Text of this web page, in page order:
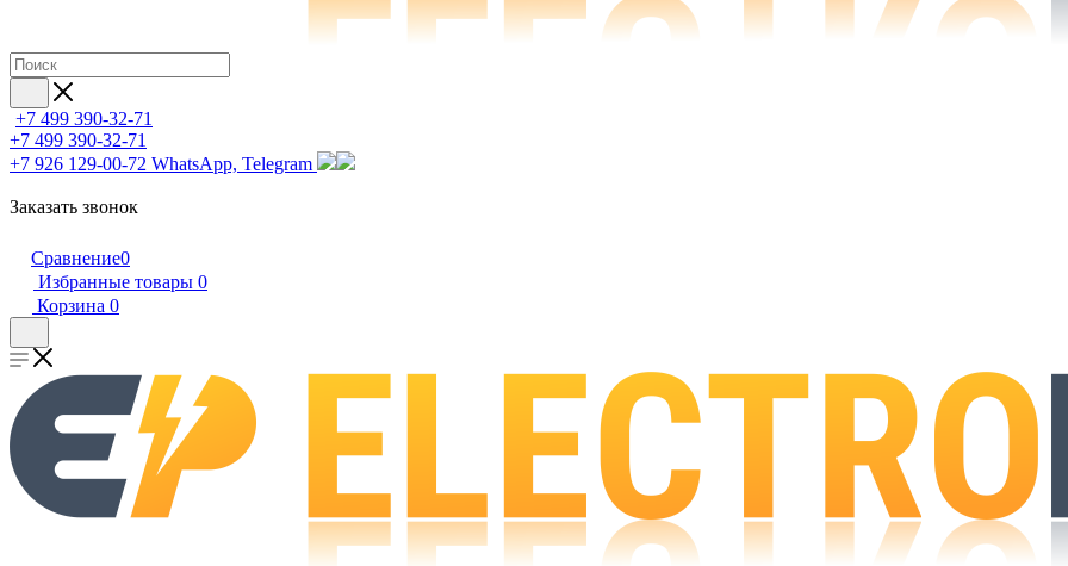
+7 499 390-32-71
+7 499 390-32-71
+7 926 129-00-72 WhatsApp, Telegram
Заказать звонок
Сравнение0
Избранные товары 0
Корзина 0